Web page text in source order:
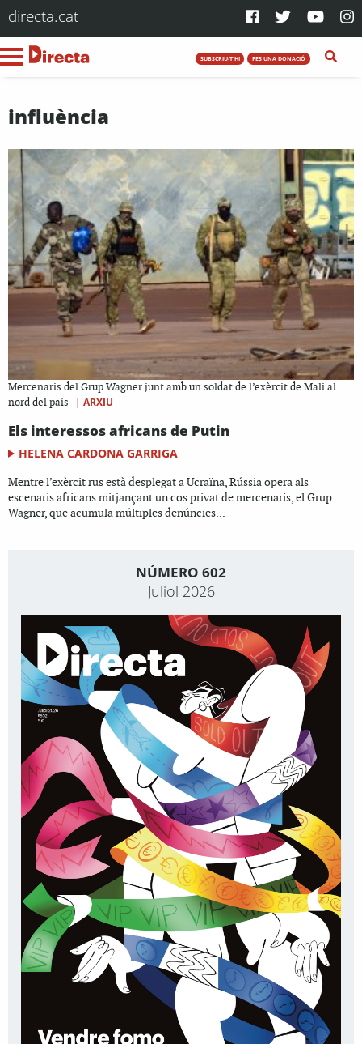
directa.cat
SUBSCRIU-T'HI FES UNA DONACIÓ
influència
Mercenaris del Grup Wagner junt amb un soldat de l’exèrcit de Mali al
nord del país
| ARXIU
Els interessos africans de Putin
HELENA CARDONA GARRIGA
Mentre l’exèrcit rus està desplegat a Ucraïna, Rússia opera als
escenaris africans mitjançant un cos privat de mercenaris, el Grup
Wagner, que acumula múltiples denúncies...
NÚMERO 602
Juliol 2026